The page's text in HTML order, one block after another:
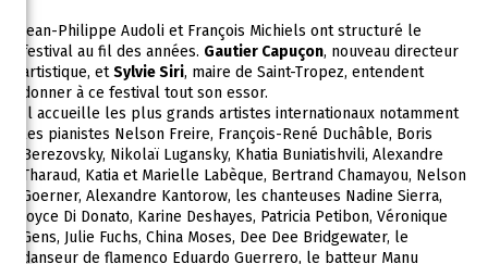
Jean-Philippe Audoli et François Michiels ont structuré le
festival au fil des années. Gautier Capuçon, nouveau directeur
artistique, etSylvie Siri, maire de Saint-Tropez, entendent
donner à ce festival tout son essor.
Il accueille les plus grands artistes internationaux notamment
les pianistes Nelson Freire, François-René Duchâble, Boris
Berezovsky, Nikolaï Lugansky, Khatia Buniatishvili, Alexandre
Tharaud, Katia et Marielle Labèque, Bertrand Chamayou, Nelson
Goerner, Alexandre Kantorow, les chanteuses Nadine Sierra,
Joyce Di Donato, Karine Deshayes, Patricia Petibon, Véronique
Gens, Julie Fuchs, China Moses, Dee Dee Bridgewater, le
danseur de flamenco Eduardo Guerrero, le batteur Manu